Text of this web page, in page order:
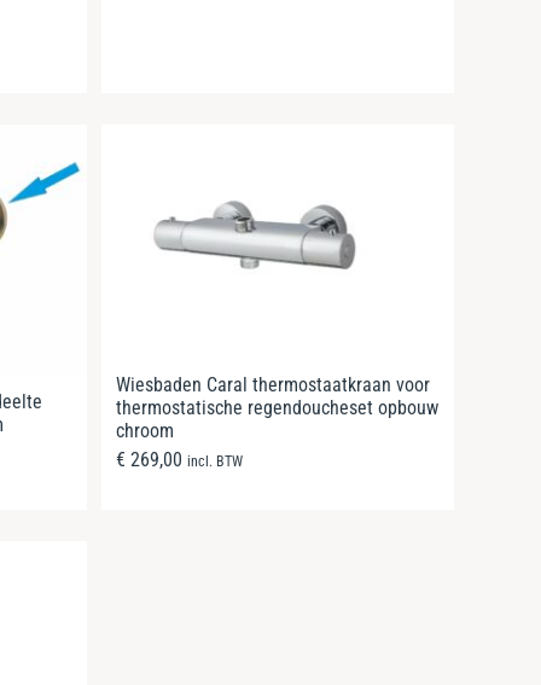
Wiesbaden Caral thermostaatkraan voor
thermostatische regendoucheset opbouw
chroom
€ 269,00 incl. BTW